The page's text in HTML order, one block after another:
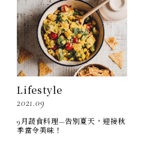
Lifestyle
2021.09
9月蔬食料理—告別夏天，迎接秋
季當令美味！